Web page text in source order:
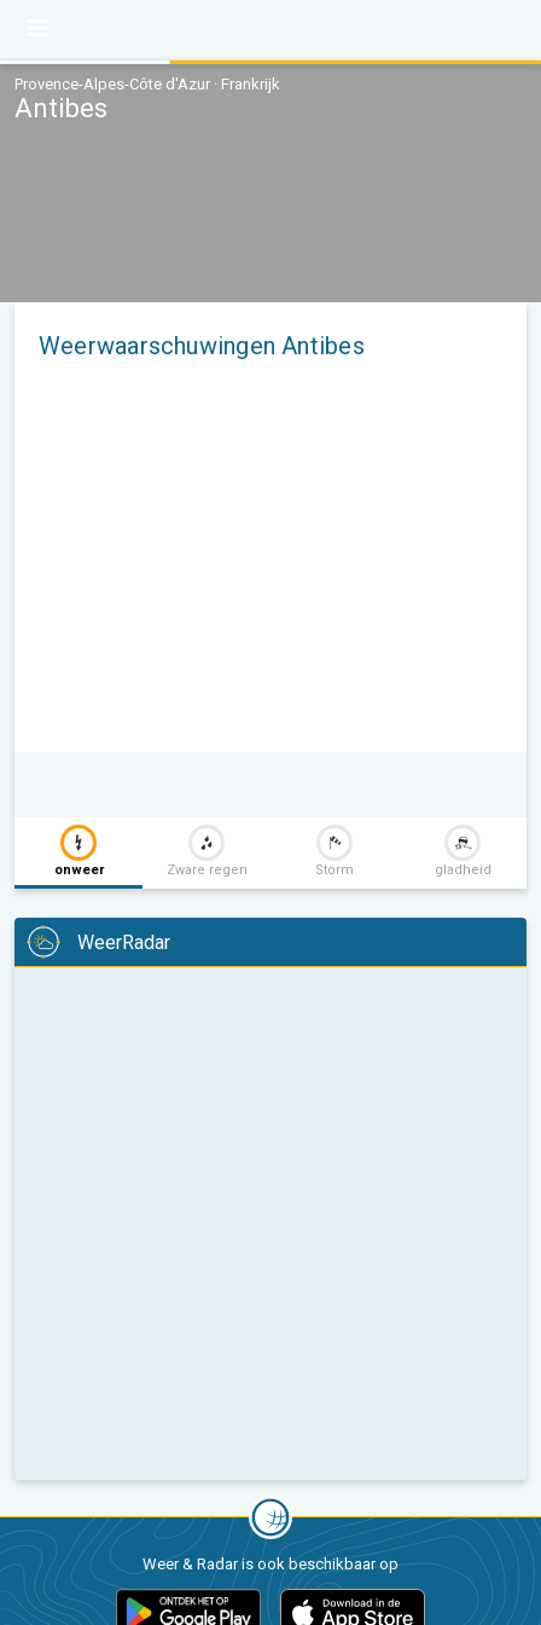
Provence-Alpes-Côte d'Azur · Frankrijk
Antibes
Weerwaarschuwingen Antibes
onweer Zware regen Storm gladheid
WeerRadar
Weer & Radar is ook beschikbaar op